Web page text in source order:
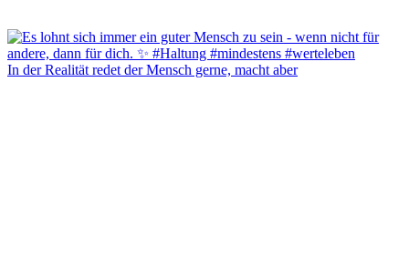
In der Realität redet der Mensch gerne, macht aber